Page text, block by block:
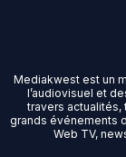
Mediakwest est un
l’audiovisuel et
travers
grands événements
Web TV,